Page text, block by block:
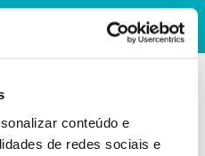
conteúdo e
de redes sociais e